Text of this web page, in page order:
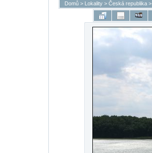
Domů> Lokality> Česká republika>